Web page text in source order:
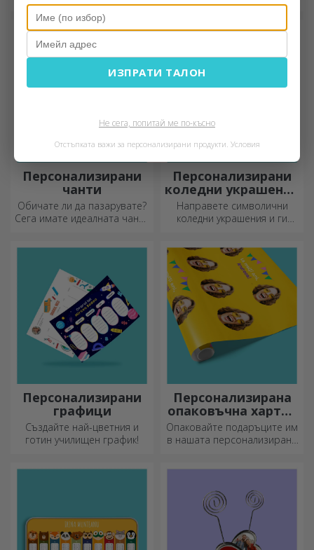
ръкавиците за фурна и
прихватките за тенджери
ще улеснят работата ви в
кухнята.
Персонализирани
чанти
Обичате ли да пазарувате?
Сега имате идеалната чанта
Персонализирани
коледни украшения
за елха
Направете символични
коледни украшения и ги
Персонализирани
графици
Създайте най-цветния и
готин училищен график!
Персонализирана
опаковъчна хартия
за подаръци
Опаковайте подаръците им
в нашата персонализирана
ИЗПРАТИ ТАЛОН
Не сега, попитай ме по-късно
Отстъпката важи за персонализирани продукти. Условия